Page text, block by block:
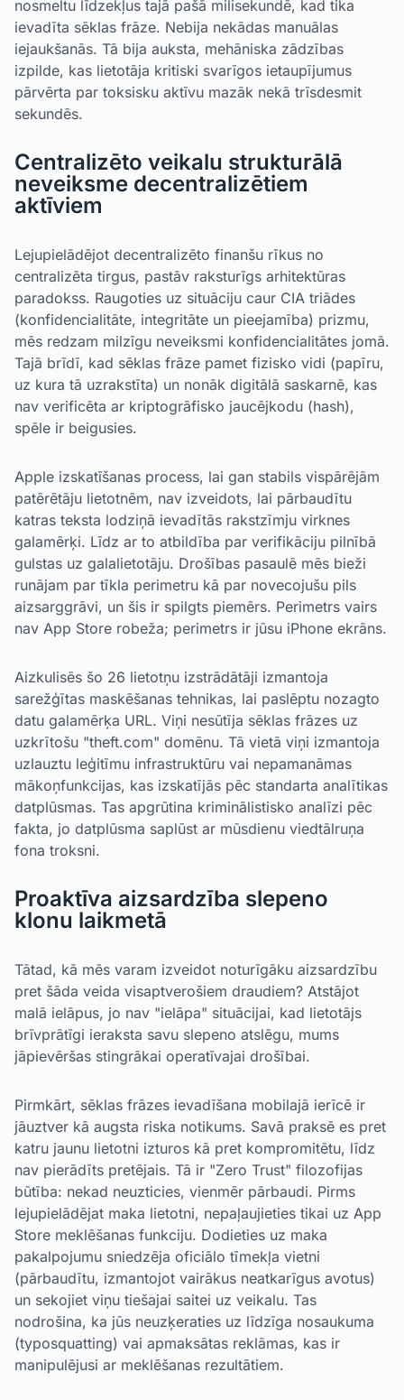
nosmeltu līdzekļus tajā pašā milisekundē, kad tika
ievadīta sēklas frāze. Nebija nekādas manuālas
iejaukšanās. Tā bija auksta, mehāniska zādzības
izpilde, kas lietotāja kritiski svarīgos ietaupījumus
pārvērta par toksisku aktīvu mazāk nekā trīsdesmit
sekundēs.
Centralizēto veikalu strukturālā
neveiksme decentralizētiem
aktīviem
Lejupielādējot decentralizēto finanšu rīkus no
centralizēta tirgus, pastāv raksturīgs arhitektūras
paradokss. Raugoties uz situāciju caur CIA triādes
(konfidencialitāte, integritāte un pieejamība) prizmu,
mēs redzam milzīgu neveiksmi konfidencialitātes jomā.
Tajā brīdī, kad sēklas frāze pamet fizisko vidi (papīru,
uz kura tā uzrakstīta) un nonāk digitālā saskarnē, kas
nav verificēta ar kriptogrāfisko jaucējkodu (hash),
spēle ir beigusies.
Apple izskatīšanas process, lai gan stabils vispārējām
patērētāju lietotnēm, nav izveidots, lai pārbaudītu
katras teksta lodziņā ievadītās rakstzīmju virknes
galamērķi. Līdz ar to atbildība par verifikāciju pilnībā
gulstas uz galalietotāju. Drošības pasaulē mēs bieži
runājam par tīkla perimetru kā par novecojušu pils
aizsarggrāvi, un šis ir spilgts piemērs. Perimetrs vairs
nav App Store robeža; perimetrs ir jūsu iPhone ekrāns.
Aizkulisēs šo 26 lietotņu izstrādātāji izmantoja
sarežģītas maskēšanas tehnikas, lai paslēptu nozagto
datu galamērķa URL. Viņi nesūtīja sēklas frāzes uz
uzkrītošu "theft.com" domēnu. Tā vietā viņi izmantoja
uzlauztu leģitīmu infrastruktūru vai nepamanāmas
mākoņfunkcijas, kas izskatījās pēc standarta analītikas
datplūsmas. Tas apgrūtina kriminālistisko analīzi pēc
fakta, jo datplūsma saplūst ar mūsdienu viedtālruņa
fona troksni.
Proaktīva aizsardzība slepeno
klonu laikmetā
Tātad, kā mēs varam izveidot noturīgāku aizsardzību
pret šāda veida visaptverošiem draudiem? Atstājot
malā ielāpus, jo nav "ielāpa" situācijai, kad lietotājs
brīvprātīgi ieraksta savu slepeno atslēgu, mums
jāpievēršas stingrākai operatīvajai drošībai.
Pirmkārt, sēklas frāzes ievadīšana mobilajā ierīcē ir
jāuztver kā augsta riska notikums. Savā praksē es pret
katru jaunu lietotni izturos kā pret kompromitētu, līdz
nav pierādīts pretējais. Tā ir "Zero Trust" filozofijas
būtība: nekad neuzticies, vienmēr pārbaudi. Pirms
lejupielādējat maka lietotni, nepaļaujieties tikai uz App
Store meklēšanas funkciju. Dodieties uz maka
pakalpojumu sniedzēja oficiālo tīmekļa vietni
(pārbaudītu, izmantojot vairākus neatkarīgus avotus)
un sekojiet viņu tiešajai saitei uz veikalu. Tas
nodrošina, ka jūs neuzķeraties uz līdzīga nosaukuma
(typosquatting) vai apmaksātas reklāmas, kas ir
manipulējusi ar meklēšanas rezultātiem.